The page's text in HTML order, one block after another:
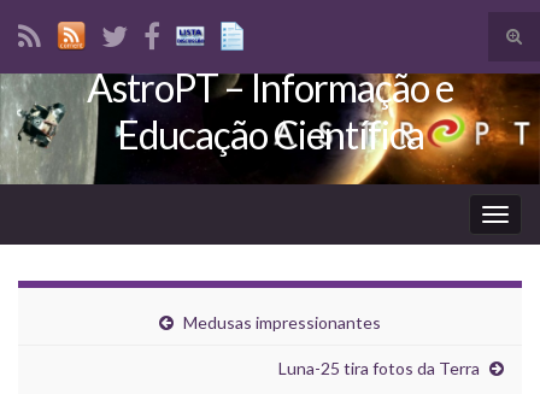
Search for:
AstroPT – Informação e
Educação Científica
Medusas impressionantes
Luna-25 tira fotos da Terra